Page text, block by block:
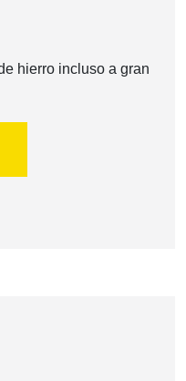
hierro incluso a gran